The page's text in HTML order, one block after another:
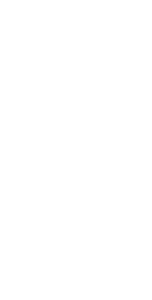
des Hofbetriebs
oder
führt.
Behörde